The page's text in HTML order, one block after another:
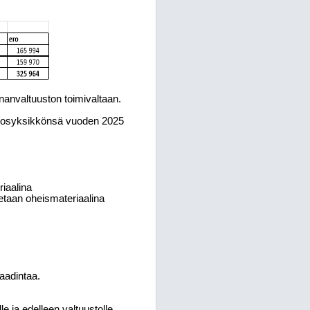
toimivaltaan.
vuoden 2025
oheismateriaalina